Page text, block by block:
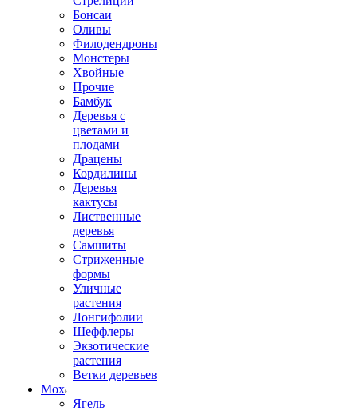
Бонсаи
Оливы
Филодендроны
Монстеры
Хвойные
Прочие
Бамбук
Деревья с
цветами и
плодами
Драцены
Кордилины
Деревья
кактусы
Лиственные
деревья
Самшиты
Стриженные
формы
Уличные
растения
Лонгифолии
Шеффлеры
Экзотические
растения
Ветки деревьев
Мох
Ягель